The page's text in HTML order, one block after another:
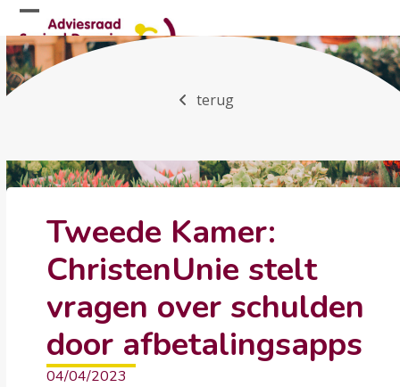
Skip
to
content
Open
mobile
menu
Close
mobile
menu
terug
Tweede Kamer:
ChristenUnie stelt
vragen over schulden
door afbetalingsapps
04/04/2023